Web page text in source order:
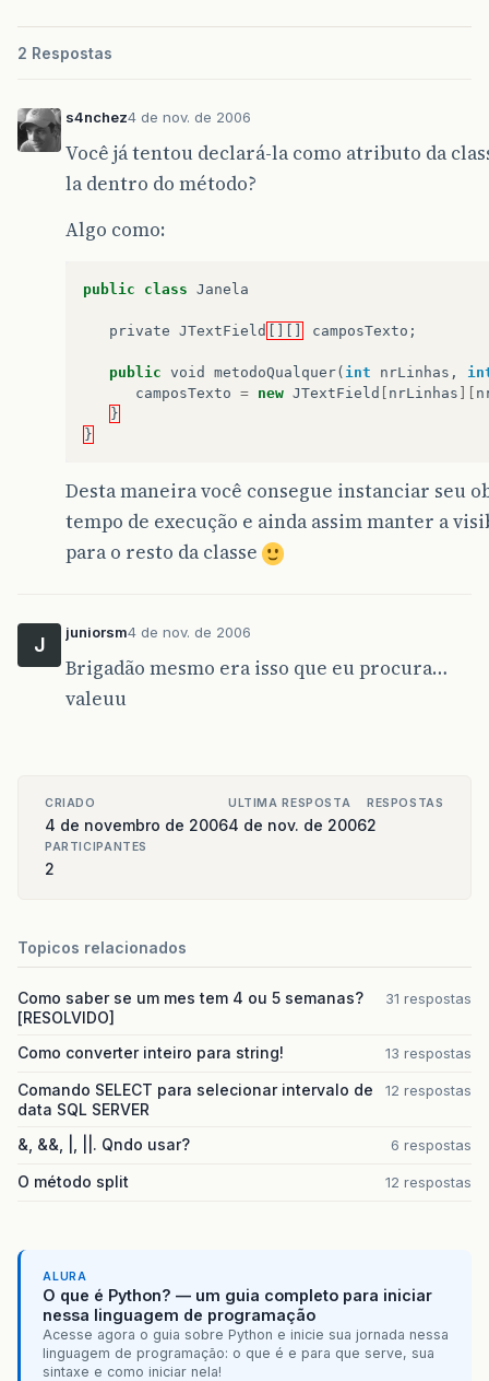
2 Respostas
s4nchez4 de nov. de 2006
Você já tentou declará-la como atributo da
la dentro do método?
Algo como:
public class Janela
private JTextField camposTexto ;
public void metodoQualquer( int nrLinhas ,
camposTexto = new JTextField nrLinhas
}
}
Desta maneira você consegue instanciar seu
tempo de execução e ainda assim manter a
para o resto da classe
J
juniorsm4 de nov. de 2006
Brigadão mesmo era isso que eu procura…
valeuu
CRIADO
4 de novembro de 2006
ULTIMA RESPOSTA
4 de nov. de 2006
RESPOSTAS
2
PARTICIPANTES
2
Topicos relacionados
Como saber se um mes tem 4 ou 5 semanas?
[RESOLVIDO]
31 respostas
Como converter inteiro para string! 13 respostas
Comando SELECT para selecionar intervalo de
data SQL SERVER
12 respostas
&, &&, |, ||. Qndo usar? 6 respostas
O método split 12 respostas
ALURA
O que é Python? — um guia completo para iniciar
nessa linguagem de programação
Acesse agora o guia sobre Python e inicie sua jornada nessa
linguagem de programação: o que é e para que serve, sua
sintaxe e como iniciar nela!